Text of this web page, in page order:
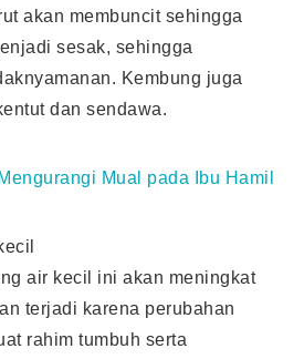
akan membuncit sehingga
sesak, sehingga
Kembung juga
dan sendawa.
Mual pada Ibu Hamil
air kecil ini akan meningkat
terjadi karena perubahan
rahim tumbuh serta